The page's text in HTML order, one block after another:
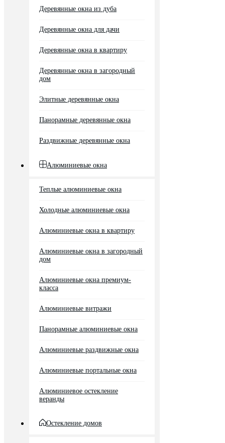
Деревянные окна из дуба
Деревянные окна для дачи
Деревянные окна в квартиру
Деревянные окна в загородный
дом
Элитные деревянные окна
Панорамные деревянные окна
Раздвижные деревянные окна
Алюминиевые окна
Теплые алюминиевые окна
Холодные алюминиевые окна
Алюминиевые окна в квартиру
Алюминиевые окна в загородный
дом
Алюминиевые окна премиум-
класса
Алюминиевые витражи
Панорамные алюминиевые окна
Алюминиевые раздвижные окна
Алюминиевые портальные окна
Алюминиевое остекление
веранды
Остекление домов